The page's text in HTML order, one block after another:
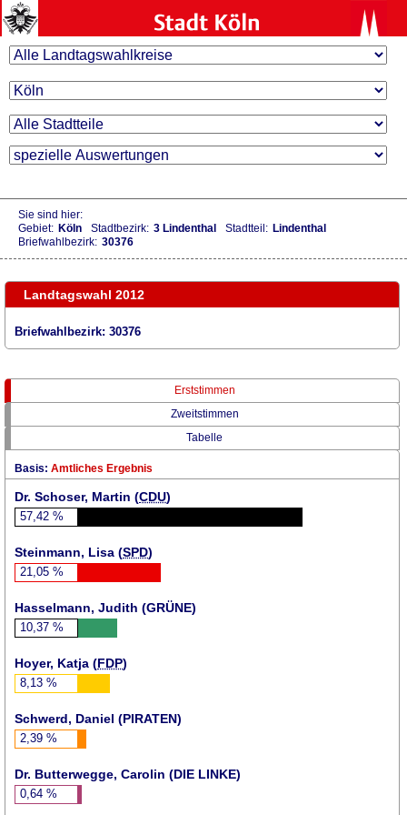
Sie sind hier:
Gebiet: Köln Stadtbezirk: 3 Lindenthal Stadtteil: Lindenthal
Briefwahlbezirk: 30376
Landtagswahl 2012
Briefwahlbezirk: 30376
Erststimmen
Zweitstimmen
Tabelle
Basis: Amtliches Ergebnis
Dr. Schoser, Martin (CDU)
57,42 %
Steinmann, Lisa (SPD)
21,05 %
Hasselmann, Judith (GRÜNE)
10,37 %
Hoyer, Katja (FDP)
8,13 %
Schwerd, Daniel (PIRATEN)
2,39 %
Dr. Butterwegge, Carolin (DIE LINKE)
0,64 %